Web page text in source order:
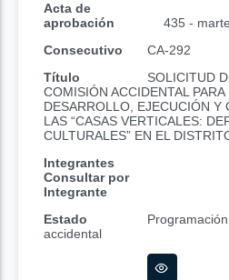
Acta de
aprobación
435 -
Consecutivo
CA-292
Título
SOLICITUD
COMISIÓN ACCIDENTAL PARA
DESARROLLO, EJECUCIÓN Y
LAS “CASAS VERTICALES:
CULTURALES” EN EL
Integrantes
Consultar por
Integrante
Estado
accidental